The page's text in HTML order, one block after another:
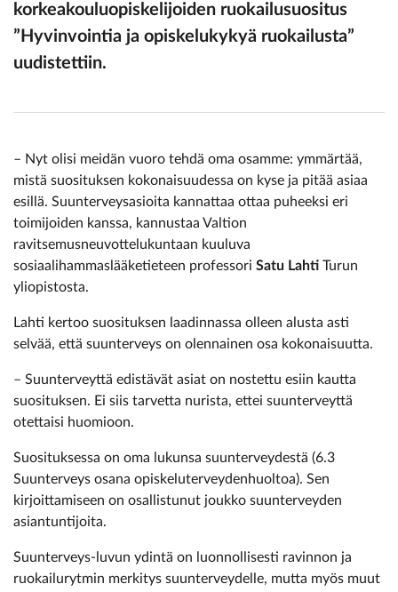
korkeakouluopiskelijoiden ruokailusuositus
”Hyvinvointia ja opiskelukykyä ruokailusta”
uudistettiin.
– Nyt olisi meidän vuoro tehdä oma osamme: ymmärtää,
mistä suosituksen kokonaisuudessa on kyse ja pitää asiaa
esillä. Suunterveysasioita kannattaa ottaa puheeksi eri
toimijoiden kanssa, kannustaa Valtion
ravitsemusneuvottelukuntaan kuuluva
sosiaalihammaslääketieteen professori Satu Lahti Turun
yliopistosta.
Lahti kertoo suosituksen laadinnassa olleen alusta asti
selvää, että suun­terveys on olennainen osa kokonaisuutta.
– Suunterveyttä edistävät asiat on nostettu esiin kautta
suosituksen. Ei siis tarvetta nurista, ettei suunterveyttä
otettaisi huomioon.
Suosituksessa on oma lukunsa suunterveydestä (6.3
Suunterveys osana opiskeluterveydenhuoltoa). Sen
kirjoittamiseen on osallistunut joukko suunterveyden
asiantuntijoita.
Suunterveys-luvun ydintä on luonnollisesti ravinnon ja
ruokailurytmin merkitys suunterveydelle, mutta myös muut